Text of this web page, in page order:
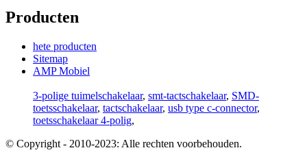
Producten
hete producten
Sitemap
AMP Mobiel
3-polige tuimelschakelaar, smt-tactschakelaar, SMD-
toetsschakelaar, tactschakelaar, usb type c-connector,
toetsschakelaar 4-polig,
© Copyright - 2010-2023: Alle rechten voorbehouden.